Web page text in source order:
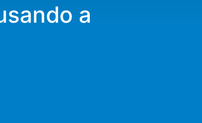
a